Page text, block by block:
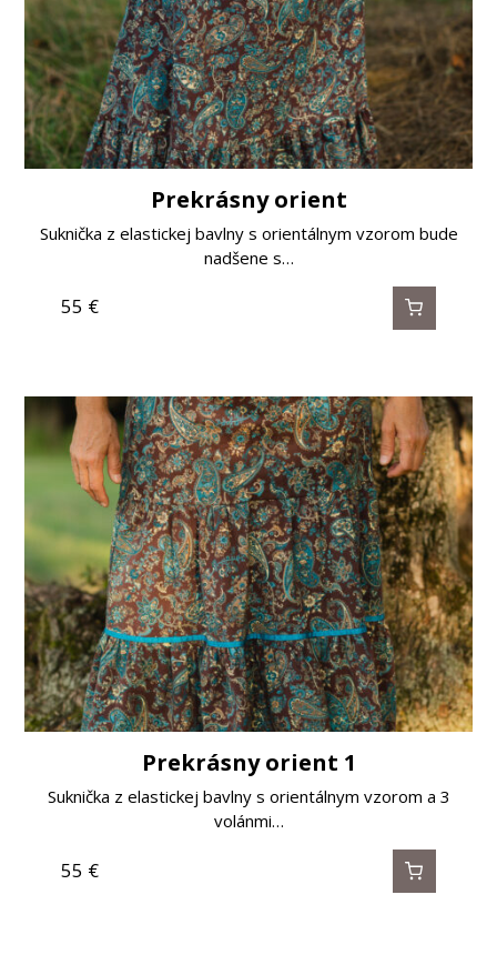
Prekrásny orient
Suknička z elastickej bavlny s orientálnym vzorom bude
nadšene s…
55 €
Prekrásny orient 1
Suknička z elastickej bavlny s orientálnym vzorom a 3
volánmi…
55 €